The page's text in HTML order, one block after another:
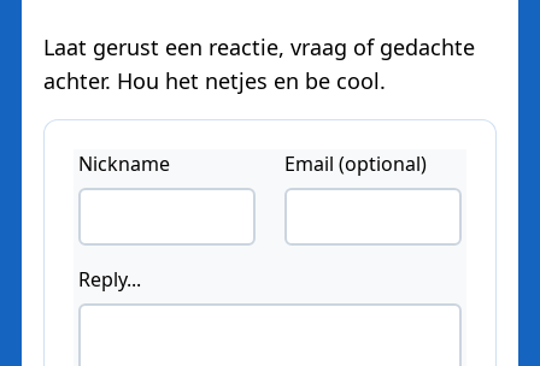
Laat gerust een reactie, vraag of gedachte
achter. Hou het netjes en be cool.